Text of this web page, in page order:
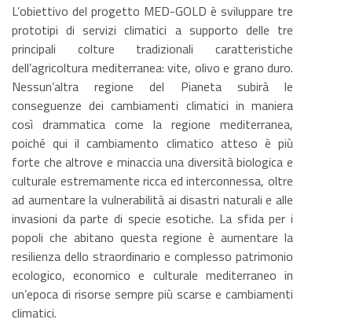
L’obiettivo del progetto MED-GOLD è sviluppare tre
prototipi di servizi climatici a supporto delle tre
principali colture tradizionali caratteristiche
dell’agricoltura mediterranea: vite, olivo e grano duro.
Nessun’altra regione del Pianeta subirà le
conseguenze dei cambiamenti climatici in maniera
così drammatica come la regione mediterranea,
poiché qui il cambiamento climatico atteso è più
forte che altrove e minaccia una diversità biologica e
culturale estremamente ricca ed interconnessa, oltre
ad aumentare la vulnerabilità ai disastri naturali e alle
invasioni da parte di specie esotiche. La sfida per i
popoli che abitano questa regione è aumentare la
resilienza dello straordinario e complesso patrimonio
ecologico, economico e culturale mediterraneo in
un’epoca di risorse sempre più scarse e cambiamenti
climatici.